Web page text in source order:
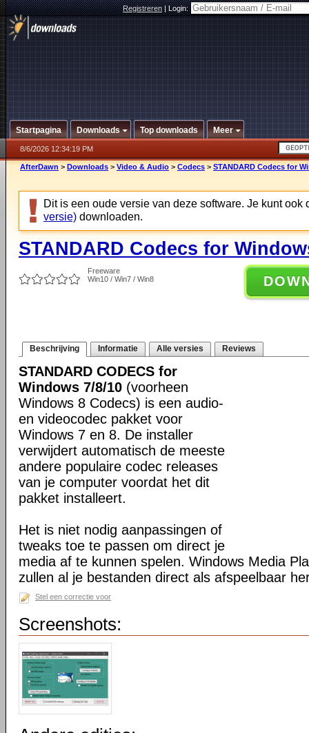
Registreren|Login:
Startpagina Downloads Top downloads Meer
8/6/2026 12:34:19 PM
AfterDawn > Downloads > Video & Audio > Codecs > STANDARD Codecs for
Dit is een oude versie van deze software. Je kunt ook
versie) downloaden.
STANDARD Codecs for
Freeware
Win10 / Win7 / Win8
Beschrijving Informatie Alle versies Reviews
STANDARD CODECS for
Windows 7/8/10 (voorheen
Windows 8 Codecs) is een audio-
en videocodec pakket voor
Windows 7 en 8. De installer
verwijdert automatisch de meeste
andere populaire codec releases
van je computer voordat het dit
pakket installeert.
Het is niet nodig aanpassingen of
tweaks toe te passen om direct je
media af te kunnen spelen. Windows Media
zullen al je bestanden direct als afspeelbaar
Stel een correctie voor
Screenshots: